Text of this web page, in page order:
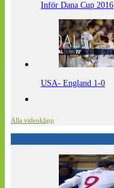
Inför Dana Cup 2016
USA- England 1-0
Alla videoklipp